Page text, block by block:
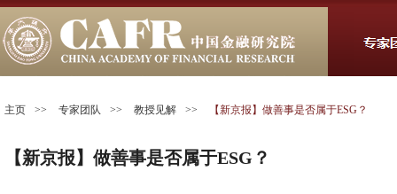
主页 >> 专家团队 >> 教授见解 >> 【新京报】做善事是否属于ESG？
【新京报】做善事是否属于ESG？